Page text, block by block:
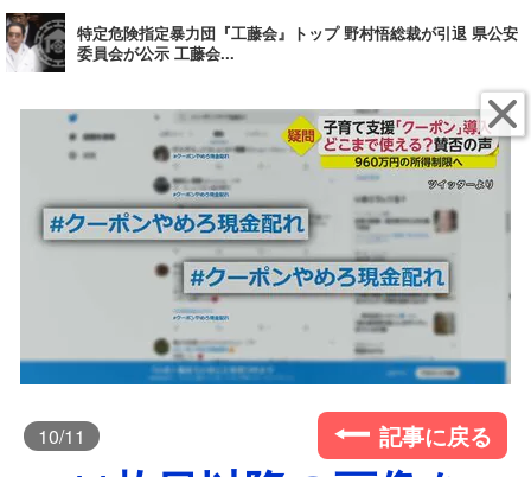
特定危険指定暴力団『工藤会』トップ 野村悟総裁が引退 県公安
委員会が公示 工藤会...
10/11 記事に戻る